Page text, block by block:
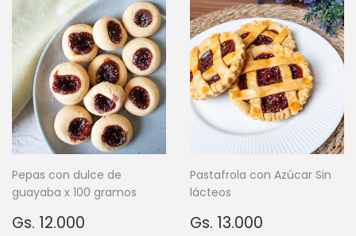
Pepas con dulce de
guayaba x 100 gramos
Precio
Gs. 12.000
Pastafrola con Azúcar Sin
lácteos
Precio
Gs. 13.000